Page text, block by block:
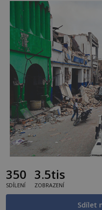
350
SDÍLENÍ
3.5tis
ZOBRAZENÍ
Sdílet